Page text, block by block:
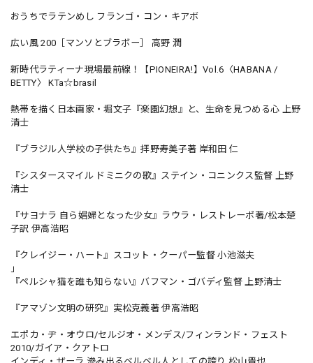
おうちでラテンめし フランゴ・コン・キアボ
広い風 200［マンソとブラボー］ 高野 潤
新時代ラティーナ現場最前線！【PIONEIRA!】Vol.6〈HABANA /
BETTY〉 KTa☆brasil
熱帯を描く日本画家・堀文子『楽園幻想』と、生命を見つめる心 上野
清士
『ブラジル人学校の子供たち』拝野寿美子著 岸和田 仁
『シスタースマイル ドミニクの歌』ステイン・コニンクス監督 上野
清士
『サヨナラ 自ら娼婦となった少女』ラウラ・レストレーポ著/松本楚
子訳 伊高浩昭
『クレイジー・ハート』スコット・クーパー監督 小池滋夫
」
『ペルシャ猫を誰も知らない』バフマン・ゴバディ監督 上野清士
『アマゾン文明の研究』実松克義著 伊高浩昭
エポカ・ヂ・オウロ/セルジオ・メンデス/フィンランド・フェスト
2010/ガイア・クアトロ